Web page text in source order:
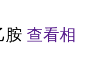
胺 查看相